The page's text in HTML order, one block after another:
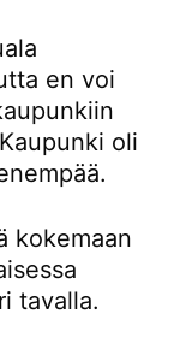
en voi
oli
kokemaan
tavalla.